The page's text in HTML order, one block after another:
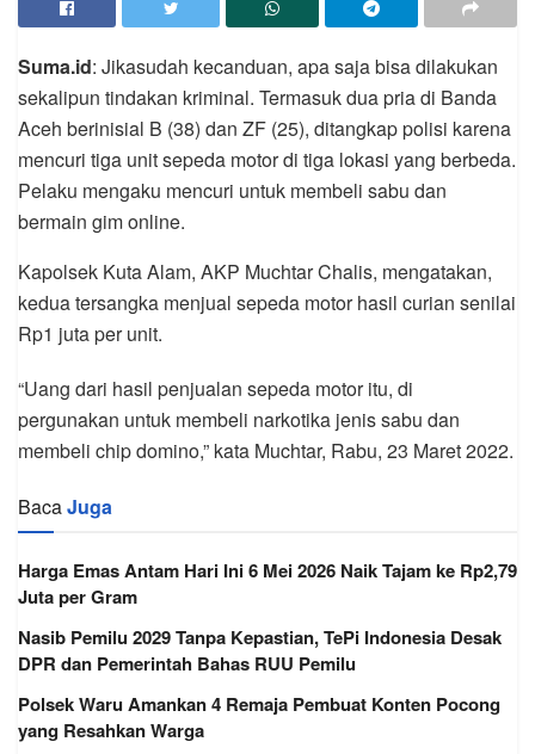
Suma.id: Jikasudah kecanduan, apa saja bisa dilakukan
sekalipun tindakan kriminal. Termasuk dua pria di Banda
Aceh berinisial B (38) dan ZF (25), ditangkap polisi karena
mencuri tiga unit sepeda motor di tiga lokasi yang berbeda.
Pelaku mengaku mencuri untuk membeli sabu dan
bermain gim online.
Kapolsek Kuta Alam, AKP Muchtar Chalis, mengatakan,
kedua tersangka menjual sepeda motor hasil curian senilai
Rp1 juta per unit.
“Uang dari hasil penjualan sepeda motor itu, di
pergunakan untuk membeli narkotika jenis sabu dan
membeli chip domino,” kata Muchtar, Rabu, 23 Maret 2022.
BacaJuga
Harga Emas Antam Hari Ini 6 Mei 2026 Naik Tajam ke Rp2,79
Juta per Gram
Nasib Pemilu 2029 Tanpa Kepastian, TePi Indonesia Desak
DPR dan Pemerintah Bahas RUU Pemilu
Polsek Waru Amankan 4 Remaja Pembuat Konten Pocong
yang Resahkan Warga